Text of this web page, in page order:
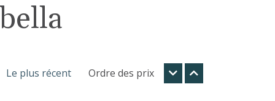
Le plus récent Ordre des prix